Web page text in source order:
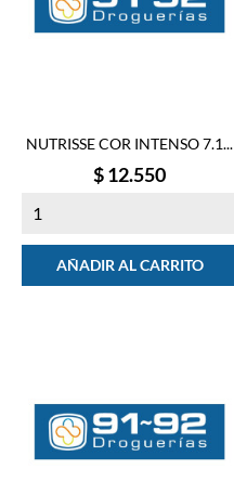
NUTRISSE COR INTENSO 7.1...
Precio
$ 12.550
AÑADIR AL CARRITO